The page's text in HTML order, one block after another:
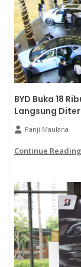
BYD Buka 18
Langsung
Panji Maulana
Continue Reading